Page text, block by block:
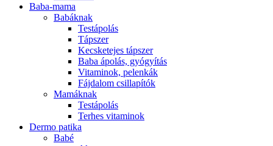
Baba-mama
Babáknak
Testápolás
Tápszer
Kecsketejes tápszer
Baba ápolás, gyógyítás
Vitaminok, pelenkák
Fájdalom csillapítók
Mamáknak
Testápolás
Terhes vitaminok
Dermo patika
Babé